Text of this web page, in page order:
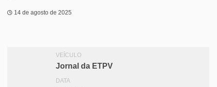
14 de agosto de 2025
VEÍCULO
Jornal da ETPV
DATA